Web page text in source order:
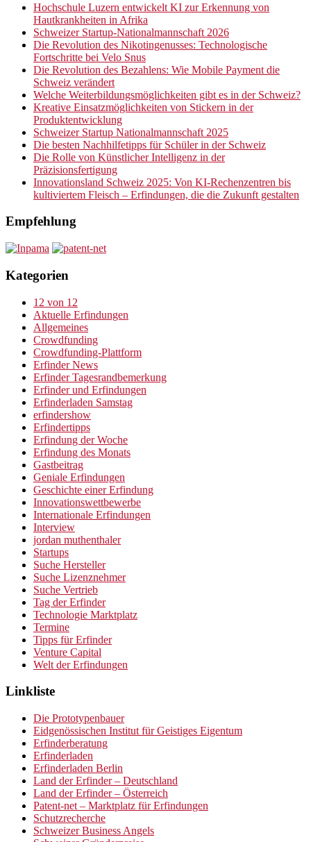
Hochschule Luzern entwickelt KI zur Erkennung von
Hautkrankheiten in Afrika
Schweizer Startup-Nationalmannschaft 2026
Die Revolution des Nikotingenusses: Technologische
Fortschritte bei Velo Snus
Die Revolution des Bezahlens: Wie Mobile Payment die
Schweiz verändert
Welche Weiterbildungsmöglichkeiten gibt es in der Schweiz?
Kreative Einsatzmöglichkeiten von Stickern in der
Produktentwicklung
Schweizer Startup Nationalmannschaft 2025
Die besten Nachhilfetipps für Schüler in der Schweiz
Die Rolle von Künstlicher Intelligenz in der
Präzisionsfertigung
Innovationsland Schweiz 2025: Von KI-Rechenzentren bis
kultiviertem Fleisch – Erfindungen, die die Zukunft gestalten
Empfehlung
Kategorien
12 von 12
Aktuelle Erfindungen
Allgemeines
Crowdfunding
Crowdfunding-Plattform
Erfinder News
Erfinder Tagesrandbemerkung
Erfinder und Erfindungen
Erfinderladen Samstag
erfindershow
Erfindertipps
Erfindung der Woche
Erfindung des Monats
Gastbeitrag
Geniale Erfindungen
Geschichte einer Erfindung
Innovationswettbewerbe
Internationale Erfindungen
Interview
jordan muthenthaler
Startups
Suche Hersteller
Suche Lizenznehmer
Suche Vertrieb
Tag der Erfinder
Technologie Marktplatz
Termine
Tipps für Erfinder
Venture Capital
Welt der Erfindungen
Linkliste
Die Prototypenbauer
Eidgenössischen Institut für Geistiges Eigentum
Erfinderberatung
Erfinderladen
Erfinderladen Berlin
Land der Erfinder – Deutschland
Land der Erfinder – Österreich
Patent-net – Marktplatz für Erfindungen
Schutzrecherche
Schweizer Business Angels